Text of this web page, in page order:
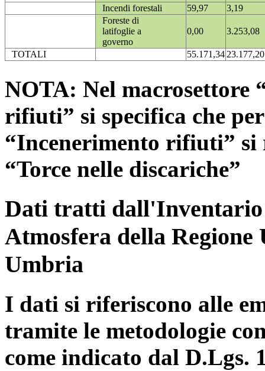
Incendi forestali
59,97
3,19
Foreste di
latifoglie a
governo
0,00 3.253,08
TOTALI 55.171,3423.177,20
NOTA: Nel macrosettore
rifiuti” si specifica che
“Incenerimento rifiuti”
“Torce nelle discariche”
Dati tratti dall'Inventario
Atmosfera della
Umbria
I dati si riferiscono alle
tramite le metodologie
come indicato dal D.Lgs.